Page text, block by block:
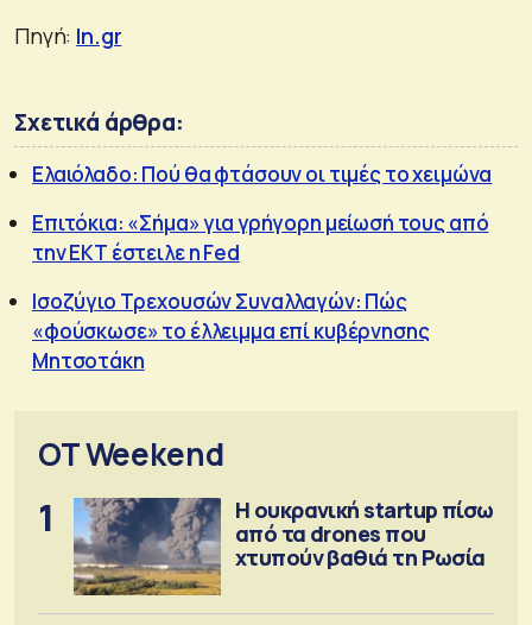
Πηγή: In.gr
Σχετικά άρθρα:
Ελαιόλαδο: Πού θα φτάσουν οι τιμές το χειμώνα
Επιτόκια: «Σήμα» για γρήγορη μείωσή τους από
την ΕΚΤ έστειλε η Fed
Ισοζύγιο Τρεχουσών Συναλλαγών: Πώς
«φούσκωσε» το έλλειμμα επί κυβέρνησης
Μητσοτάκη
OT Weekend
1
Η ουκρανική startup πίσω
από τα drones που
χτυπούν βαθιά τη Ρωσία